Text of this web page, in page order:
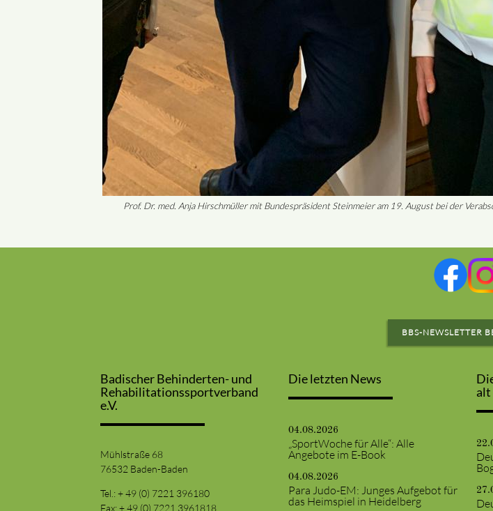
Prof. Dr. med. Anja Hirschmüller mit Bundespräsident Steinmeier am 19. August bei der
BBS-NEWSLETTER
Badischer Behinderten- und
Rehabilitationssportverband
e.V.
Mühlstraße 68
76532 Baden-Baden
Tel.: + 49 (0) 7221 396180
Fax: + 49 (0) 7221 3961818
Die letzten News
04.08.2026
„SportWoche für Alle“: Alle
Angebote im E-Book
04.08.2026
Para Judo-EM: Junges Aufgebot für
das Heimspiel in Heidelberg
alt